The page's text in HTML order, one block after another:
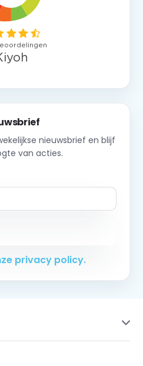
nieuwsbrief en blijf
van acties.
privacy policy.